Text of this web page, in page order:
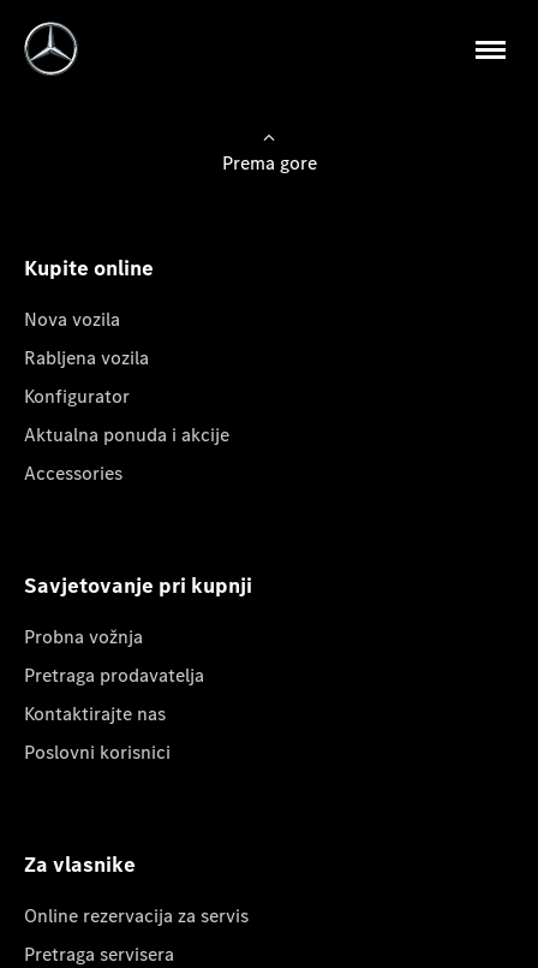
Prema gore
Kupite online
Nova vozila
Rabljena vozila
Konfigurator
Aktualna ponuda i akcije
Accessories
Savjetovanje pri kupnji
Probna vožnja
Pretraga prodavatelja
Kontaktirajte nas
Poslovni korisnici
Za vlasnike
Online rezervacija za servis
Pretraga servisera